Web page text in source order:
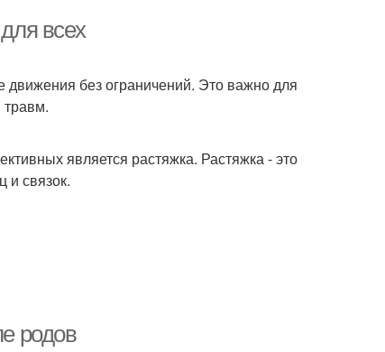
всех
движения без ограничений. Это важно для
является растяжка. Растяжка - это
и связок.
родов